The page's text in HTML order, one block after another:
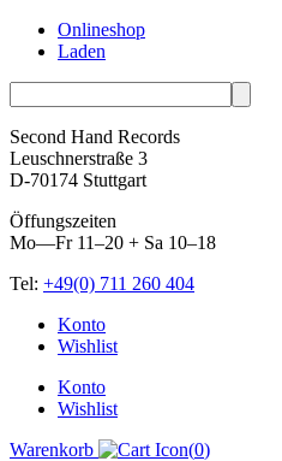
Onlineshop
Laden
Second Hand Records
Leuschnerstraße 3
D-70174 Stuttgart
Öffungszeiten
Mo—Fr 11–20 + Sa 10–18
Tel: +49(0) 711 260 404
Skip
Konto
Wishlist
Konto
Wishlist
Warenkorb
(0)